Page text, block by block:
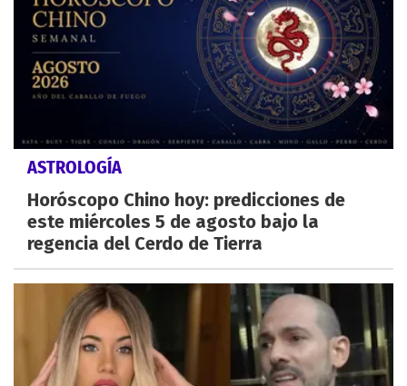
ASTROLOGÍA
Horóscopo Chino hoy: predicciones de
este miércoles 5 de agosto bajo la
regencia del Cerdo de Tierra